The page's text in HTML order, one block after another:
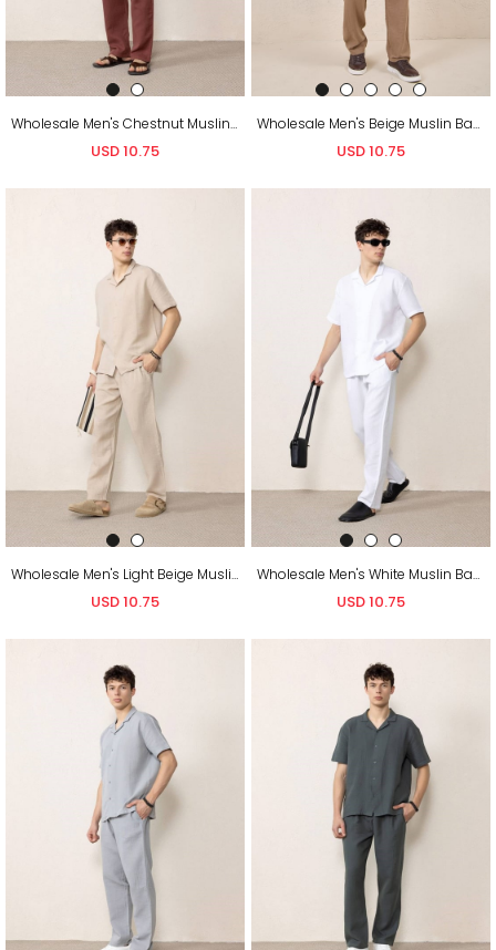
Wholesale Men's Chestnut Muslin Baggy Sweatpants
USD 10.75
Wholesale Men's Beige Muslin Baggy Sweatpants
USD 10.75
Wholesale Men's Light Beige Muslin Baggy Sweatpants
USD 10.75
Wholesale Men's White Muslin Baggy Sweatpants
USD 10.75